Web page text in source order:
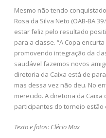
Mesmo não tendo
Rosa da Silva Neto (OAB-BA
estar feliz pelo resultado
para a classe. “A Copa
promovendo integração da
saudável fazemos novos
diretoria da Caixa está de
mas dessa vez não deu. No
merecido. A diretoria da
participantes do torneio estão
Texto e fotos: Clécio Max